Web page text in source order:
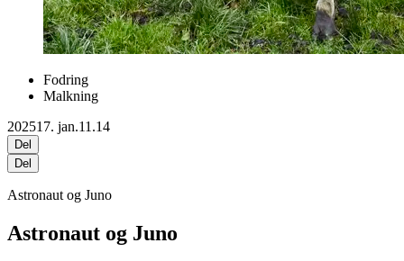
Fodring
Malkning
202517. jan.11.14
Del
Del
Astronaut og Juno
Astronaut og Juno